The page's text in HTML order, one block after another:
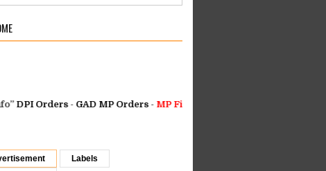
-GAD MP Orders-MP Finance Orders
Labels